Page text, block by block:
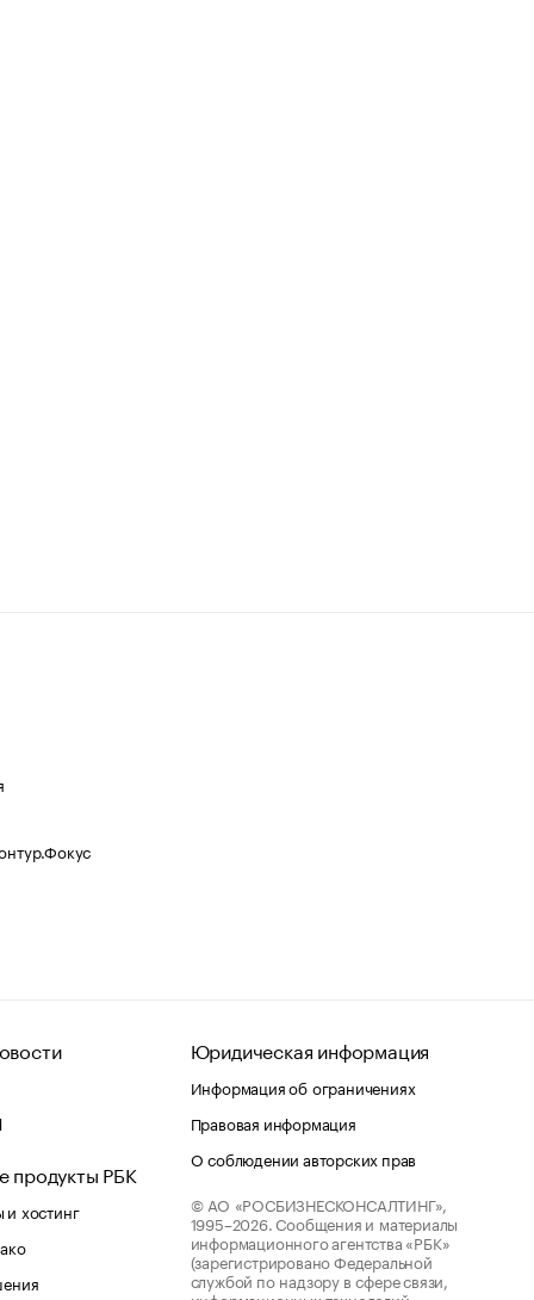
продукты РБК
хостинг
Юридическая информация
Информация об ограничениях
Правовая информация
О соблюдении авторских прав
© АО «РОСБИЗНЕСКОНСАЛТИНГ»,
1995–2026. Сообщения и материалы
информационного агентства «РБК»
(зарегистрировано Федеральной
службой по надзору в сфере связи,